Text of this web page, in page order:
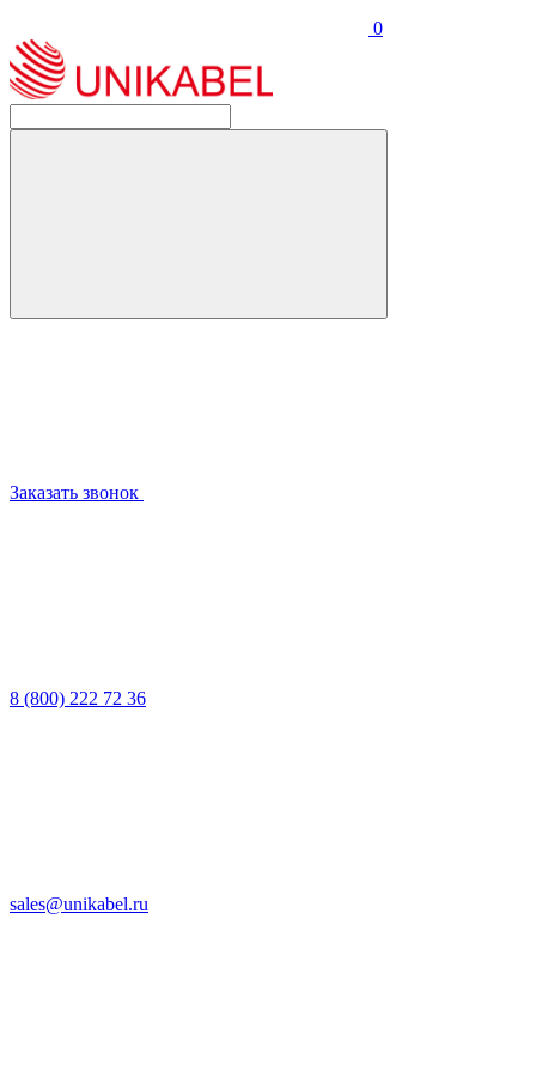
0
Заказать звонок
8 (800) 222 72 36
sales@unikabel.ru